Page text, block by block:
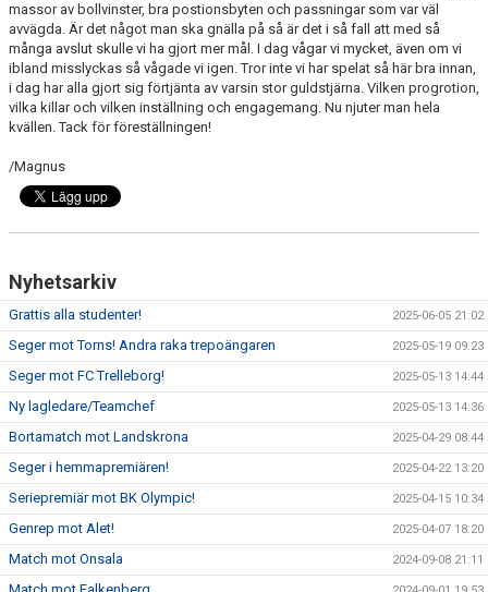
massor av bollvinster, bra postionsbyten och passningar som var väl
avvägda. Är det något man ska gnälla på så är det i så fall att med så
många avslut skulle vi ha gjort mer mål. I dag vågar vi mycket, även om vi
ibland misslyckas så vågade vi igen. Tror inte vi har spelat så här bra innan,
i dag har alla gjort sig förtjänta av varsin stor guldstjärna. Vilken progrotion,
vilka killar och vilken inställning och engagemang. Nu njuter man hela
kvällen. Tack för föreställningen!
/Magnus
Nyhetsarkiv
Grattis alla studenter! 2025-06-05 21:02
Seger mot Torns! Andra raka trepoängaren 2025-05-19 09:23
Seger mot FC Trelleborg! 2025-05-13 14:44
Ny lagledare/Teamchef 2025-05-13 14:36
Bortamatch mot Landskrona 2025-04-29 08:44
Seger i hemmapremiären! 2025-04-22 13:20
Seriepremiär mot BK Olympic! 2025-04-15 10:34
Genrep mot Alet! 2025-04-07 18:20
Match mot Onsala 2024-09-08 21:11